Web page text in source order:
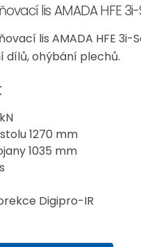
lis AMADA HFE 3i-
lis AMADA HFE 3i-
dílů, ohýbání plechů.
1270 mm
1035 mm
Digipro-IR